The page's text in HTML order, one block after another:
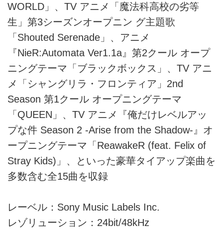
WORLD」、TV アニメ「魔法科高校の劣等
生」第3シーズンオープニン グ主題歌
「Shouted Serenade」、アニメ
『NieR:Automata Ver1.1a』第2クール オープ
ニングテーマ「ブラックボックス」、TV アニ
メ「シャングリラ・フロンティア」2nd
Season 第1クール オープニングテーマ
「QUEEN」、TV アニメ『俺だけレベルアッ
プな件 Season 2 -Arise from the Shadow-』オ
ープニングテーマ「ReawakeR (feat. Felix of
Stray Kids)」、といった豪華タイアップ楽曲を
多数含む全15曲を収録
レーベル：Sony Music Labels Inc.
レゾリューション：24bit/48kHz